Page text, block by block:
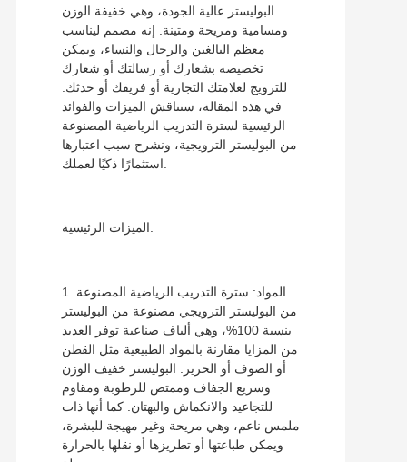
البوليستر عالية الجودة، وهي خفيفة الوزن
ومسامية ومريحة ومتينة. إنه مصمم ليناسب
معظم البالغين والرجال والنساء، ويمكن
تخصيصه بشعارك أو رسالتك أو شعارك
للترويج لعلامتك التجارية أو فريقك أو حدثك.
في هذه المقالة، سنناقش الميزات والفوائد
الرئيسية لسترة التدريب الرياضية المصنوعة
من البوليستر الترويجية، ونشرح سبب اعتبارها
الميزات الرئيسية:
1. المواد: سترة التدريب الرياضية المصنوعة
من البوليستر الترويجي مصنوعة من البوليستر
بنسبة 100%، وهي ألياف صناعية توفر العديد
من المزايا مقارنة بالمواد الطبيعية مثل القطن
أو الصوف أو الحرير. البوليستر خفيف الوزن
وسريع الجفاف وممتص للرطوبة ومقاوم
للتجاعيد والانكماش والبهتان. كما أنها ذات
ملمس ناعم، وهي مريحة وغير مهيجة للبشرة،
ويمكن طباعتها أو تطريزها أو نقلها بالحرارة